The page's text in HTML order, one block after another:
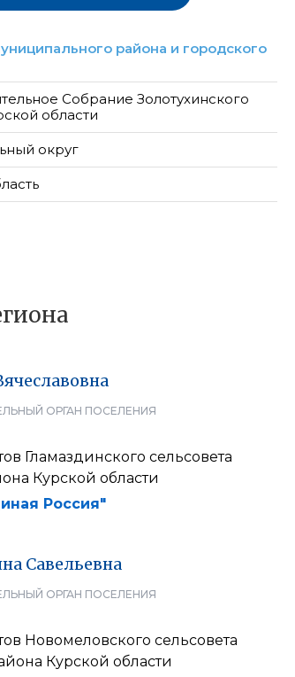
района и городского
Собрание Золотухинского
области
округ
ОРГАН ПОСЕЛЕНИЯ
Гламаздинского сельсовета
Курской области
Россия"
Савельевна
ОРГАН ПОСЕЛЕНИЯ
Новомеловского сельсовета
Курской области